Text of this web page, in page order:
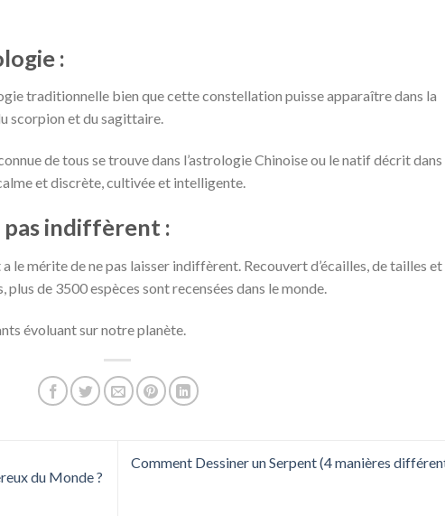
:
traditionnelle bien que cette constellation puisse apparaître dans la
scorpion et du sagittaire.
de tous se trouve dans l’astrologie Chinoise ou le natif décrit dans
et discrète, cultivée et intelligente.
pas indiffèrent :
le mérite de ne pas laisser indiffèrent. Recouvert d’écailles, de tailles et
de 3500 espèces sont recensées dans le monde.
évoluant sur notre planète.
du Monde ?
Comment Dessiner un Serpent (4 manières